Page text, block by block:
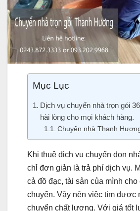
Mục Lục
Dịch vụ chuyển nhà trọn gói
hài lòng cho mọi khách hàng.
Chuyển nhà Thanh
Khi thuê dịch vụ chuyển dọn
chỉ đơn giản là trả phí dịch vụ.
cả đồ đạc, tài sản của mình cho
chuyển. Vậy nên việc tìm được
chuyển chất lượng. Với giá tốt